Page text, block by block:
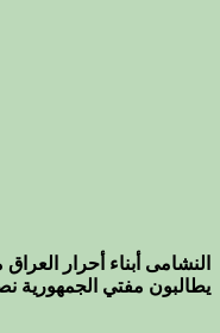
النشامى أبناء أحرار
يطالبون مفتي الجمهورية